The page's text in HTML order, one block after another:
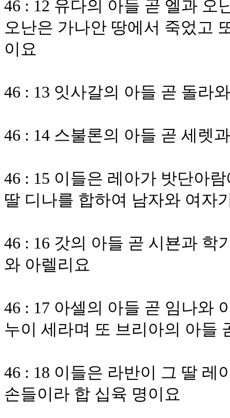
46 : 12 유다의 아들 곧 엘과 오
오난은 가나안 땅에서 죽었고
이요
46 : 13 잇사갈의 아들 곧 돌라
46 : 14 스불론의 아들 곧 세렛
46 : 15 이들은 레아가 밧단아
딸 디나를 합하여 남자와 여자
46 : 16 갓의 아들 곧 시뵨과 학
와 아렐리요
46 : 17 아셀의 아들 곧 임나와
누이 세라며 또 브리아의 아들
46 : 18 이들은 라반이 그 딸 레
손들이라 합 십육 명이요